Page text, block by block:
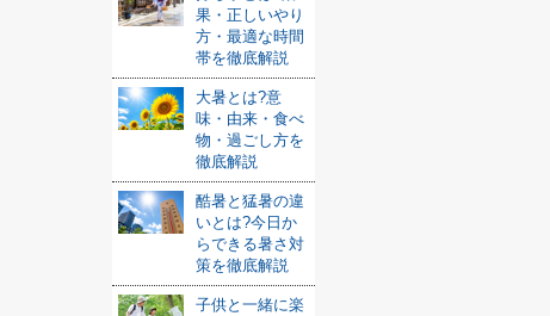
果・正しいやり
方・最適な時間
帯を徹底解説
大暑とは?意
味・由来・食べ
物・過ごし方を
徹底解説
酷暑と猛暑の違
いとは?今日か
らできる暑さ対
策を徹底解説
子供と一緒に楽